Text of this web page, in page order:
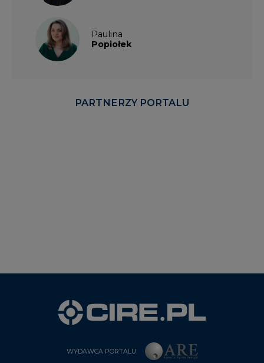
Paulina
Popiołek
PARTNERZY PORTALU
WYDAWCA PORTALU